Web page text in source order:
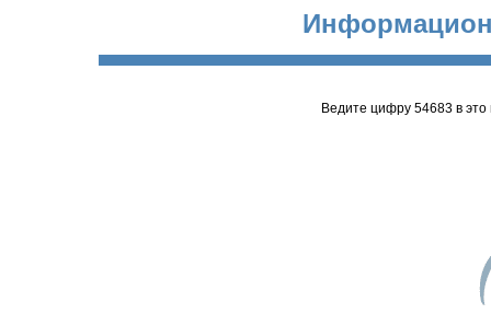
Ведите цифру 54683 в